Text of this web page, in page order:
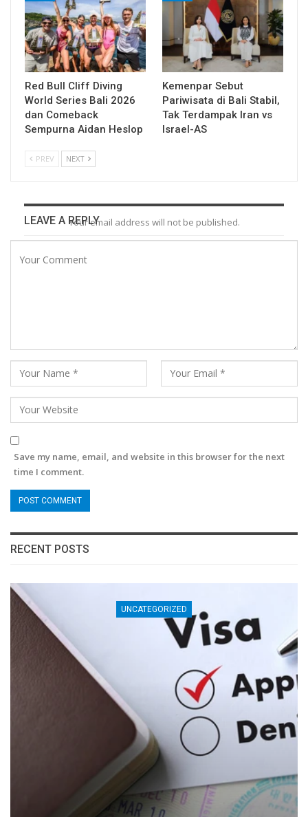
Red Bull Cliff Diving
World Series Bali 2026
dan Comeback
Sempurna Aidan Heslop
Kemenpar Sebut
Pariwisata di Bali Stabil,
Tak Terdampak Iran vs
Israel-AS
PREV NEXT
LEAVE A REPLYYour email address will not be published.
Save my name, email, and website in this browser for the next
time I comment.
RECENT POSTS
UNCATEGORIZED